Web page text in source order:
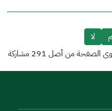
لا
الصفحة من أصل 291 مشاركة